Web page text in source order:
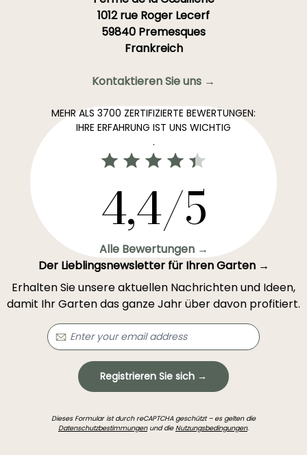
1012 rue Roger Lecerf
59840 Premesques
Frankreich
Kontaktieren Sie uns →
MEHR ALS 3700 ZERTIFIZIERTE BEWERTUNGEN:
IHRE ERFAHRUNG IST UNS WICHTIG
.
4,4/5
Alle Bewertungen →
Der Lieblingsnewsletter für Ihren Garten →
Erhalten Sie unsere aktuellen Nachrichten und Ideen,
damit Ihr Garten das ganze Jahr über davon profitiert.
Registrieren Sie sich →
Dieses Formular ist durch reCAPTCHA geschützt – es gelten die
Datenschutzbestimmungenund dieNutzungsbedingungen.